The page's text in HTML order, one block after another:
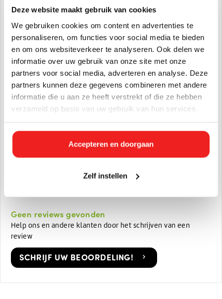
Deze website maakt gebruik van cookies
We gebruiken cookies om content en advertenties te
personaliseren, om functies voor social media te bieden
en om ons websiteverkeer te analyseren. Ook delen we
informatie over uw gebruik van onze site met onze
partners voor social media, adverteren en analyse. Deze
partners kunnen deze gegevens combineren met andere
informatie die u aan ze heeft verstrekt of die ze hebben
verzameld op basis van uw gebruik van hun services.
Accepteren en doorgaan
Zelf instellen
gewoon wilt genieten van een dorstlessende drank, ons
bronwater biedt je een gezonde en verfrissende hydratatie
op elk moment van de dag.
Kies voor puurheid. Kies voor vitaliteit. Kies voor ons
Het inleveren van de lege verpakking kan geschieden bij de
welbekende inname punten.
Artikelnummer:
EAN:
Geen reviews gevonden
Help ons en andere klanten door het schrijven van een
review
SCHRIJF UW BEOORDELING!